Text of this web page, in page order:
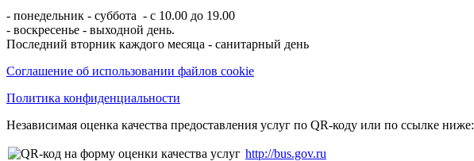
- понедельник - суббота - с 10.00 до 19.00
- воскресенье - выходной день.
Последний вторник каждого месяца - санитарный день
Соглашение об использовании файлов cookie
Политика конфиденциальности
Независимая оценка качества предоставления услуг по QR-коду или по ссылке ниже:
http://bus.gov.ru